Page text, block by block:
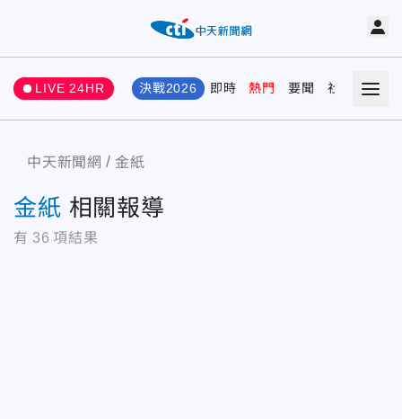
LIVE 24HR 決戰2026 即時 熱門 要聞 社會 娛樂
中天新聞網 金紙
金紙 相關報導
有 36 項結果